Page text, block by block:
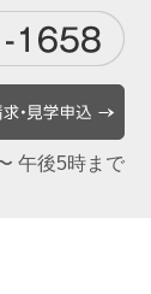
午後5時まで